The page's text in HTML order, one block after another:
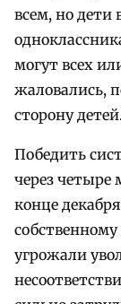
всем, но дети
могут всех
жаловались,
сторону
Победить
через
конце
угрожали